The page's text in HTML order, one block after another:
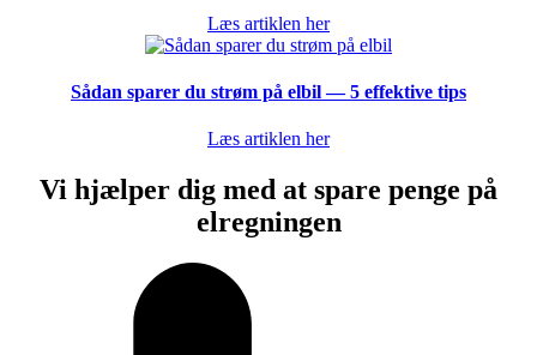
Læs artiklen her
Sådan sparer du strøm på elbil — 5 effektive tips
Læs artiklen her
Vi hjælper dig med at spare penge på
elregningen